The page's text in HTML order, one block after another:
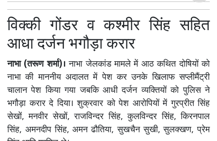
विक्की गोंडर व कश्मीर सिंह सहित
आधा दर्जन भगौड़ा करार
नाभा (तरूण शर्मा)। नाभा जेलकांड मामले में आठ कथित दोषियों को
नाभा की माननीय अदालत में पेश कर उनके खिलाफ सप्लीमैंट्री
चालान पेश किया गया जबकि आधी दर्जन व्यक्तियों को पुलिस ने
भगौड़ा करार दे दिया। शुक्रवार को पेश आरोपियों में गुरप्रीत सिंह
सेखों, मनवीर सेखों, राजविन्दर सिंह, कुलविन्दर सिंह, किरनपाल
सिंह, अमनदीप सिंह, अमन ढौतिया, सुखचैन सुखी, सुलक्खण, प्रेम